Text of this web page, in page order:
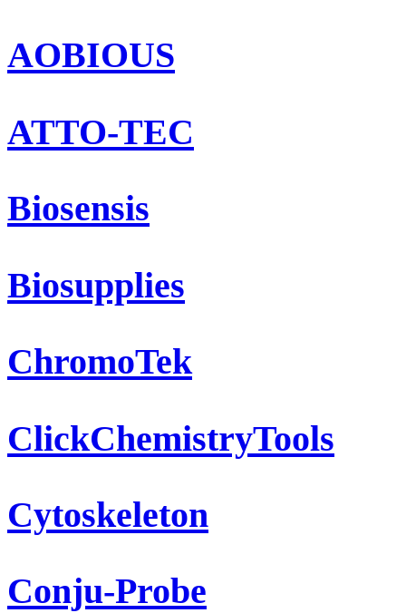
AOBIOUS
ATTO-TEC
Biosensis
Biosupplies
ChromoTek
ClickChemistryTools
Cytoskeleton
Conju-Probe